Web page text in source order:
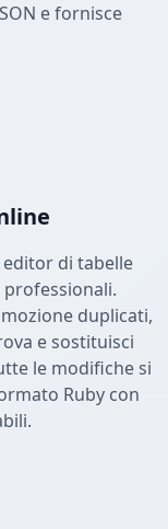
e fornisce
di tabelle
duplicati,
e sostituisci
le modifiche si
Ruby con